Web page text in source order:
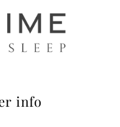
info